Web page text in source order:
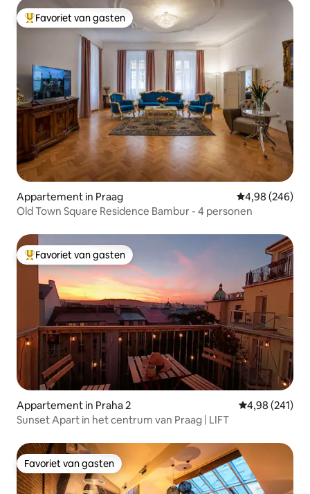
Topfavoriet van gasten
Favoriet van gasten
Appartement in Praag Gemiddelde
4,98 (246)
Old Town Square Residence Bambur - 4 personen
Topfavoriet van gasten
Favoriet van gasten
Appartement in Praha 2 Gemiddelde
4,98 (241)
Sunset Apart in het centrum van Praag | LIFT
Favoriet van gasten
Favoriet van gasten